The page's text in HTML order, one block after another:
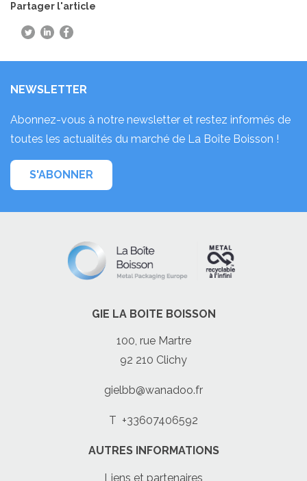
Partager l'article
NEWSLETTER
Abonnez-vous à notre newsletter et restez informés de
toutes les actualités du marché de La Boîte Boisson !
S'ABONNER
GIE LA BOITE BOISSON
100, rue Martre
92 210 Clichy
gielbb@wanadoo.fr
T +33607406592
AUTRES INFORMATIONS
Liens et partenaires